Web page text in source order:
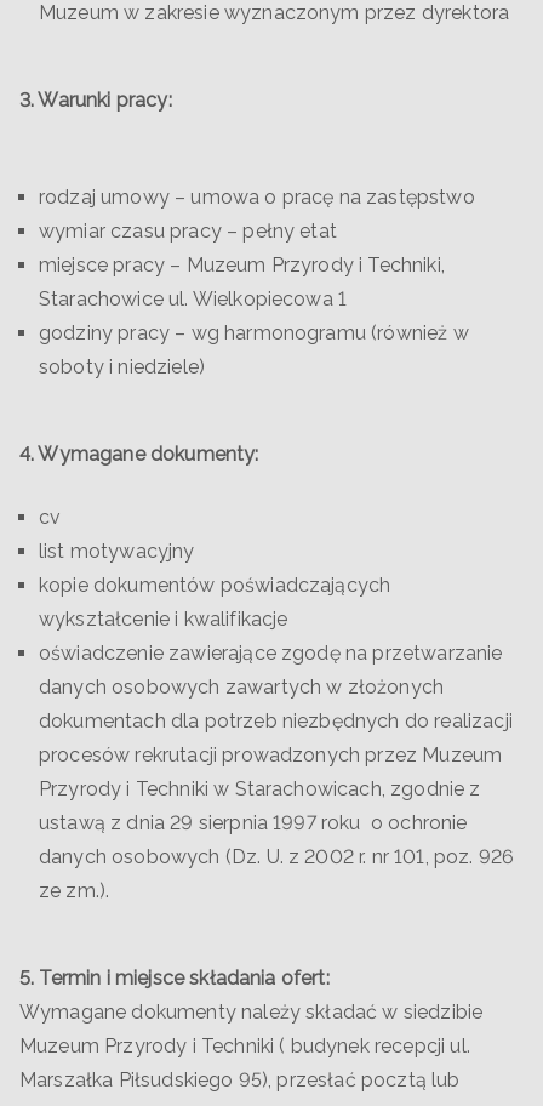
Muzeum w zakresie wyznaczonym przez dyrektora
3. Warunki pracy:
rodzaj umowy – umowa o pracę na zastępstwo
wymiar czasu pracy – pełny etat
miejsce pracy – Muzeum Przyrody i Techniki,
Starachowice ul. Wielkopiecowa 1
godziny pracy – wg harmonogramu (również w
soboty i niedziele)
4. Wymagane dokumenty:
cv
list motywacyjny
kopie dokumentów poświadczających
wykształcenie i kwalifikacje
oświadczenie zawierające zgodę na przetwarzanie
danych osobowych zawartych w złożonych
dokumentach dla potrzeb niezbędnych do realizacji
procesów rekrutacji prowadzonych przez Muzeum
Przyrody i Techniki w Starachowicach, zgodnie z
ustawą z dnia 29 sierpnia 1997 roku o ochronie
danych osobowych (Dz. U. z 2002 r. nr 101, poz. 926
ze zm.).
5. Termin i miejsce składania ofert:
Wymagane dokumenty należy składać w siedzibie
Muzeum Przyrody i Techniki ( budynek recepcji ul.
Marszałka Piłsudskiego 95), przesłać pocztą lub